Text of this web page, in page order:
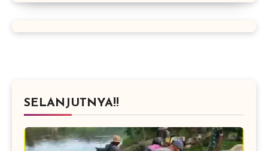
SELANJUTNYA!!